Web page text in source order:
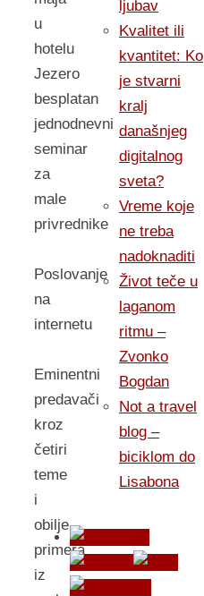
u
hotelu
Jezero
besplatan
jednodnevni
seminar
za
male
privrednike
Poslovanje
na
internetu
Eminentni
predavači
kroz
četiri
teme
i
obilje
primera
iz
ljubav
Kvalitet ili
kvantitet: Ko
je stvarni
kralj
današnjeg
digitalnog
sveta?
Vreme koje
ne treba
nadoknaditi
Život teče u
laganom
ritmu –
Zvonko
Bogdan
Not a travel
blog –
biciklom do
Lisabona